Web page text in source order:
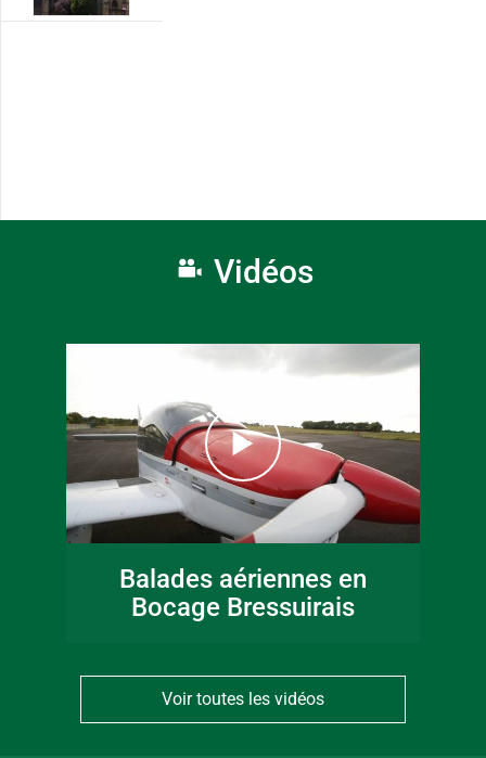
Vidéos
Balades aériennes en
Bocage Bressuirais
Voir toutes les vidéos